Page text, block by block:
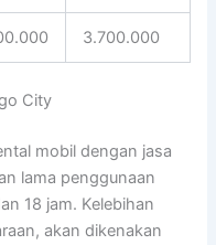
3.700.000
City
mobil dengan jasa
lama penggunaan
18 jam. Kelebihan
akan dikenakan